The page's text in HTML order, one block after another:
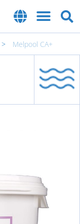
> Melpool CA+